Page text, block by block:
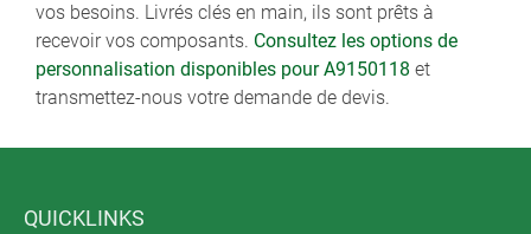
vos besoins. Livrés clés en main, ils sont prêts à
recevoir vos composants. Consultez les options de
personnalisation disponibles pour A9150118 et
transmettez-nous votre demande de devis.
QUICKLINKS